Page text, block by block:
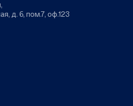
д. 6, пом.7, оф.123